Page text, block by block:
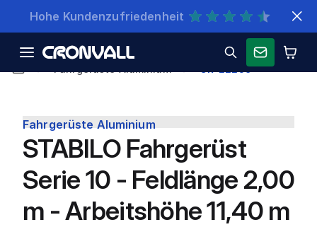
Schnelle Lieferung
CR-22259
Fahrgerüste Aluminium
STABILO Fahrgerüst
Serie 10 - Feldlänge 2,00
m - Arbeitshöhe 11,40 m